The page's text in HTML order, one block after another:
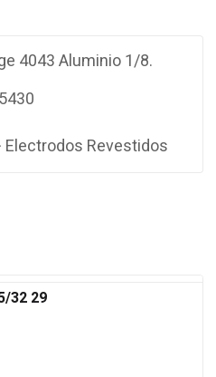
4043 Aluminio 1/8.
Electrodos Revestidos
32 29